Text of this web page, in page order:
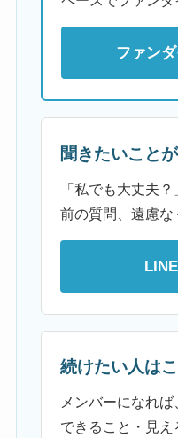
ファン
聞きたいこと
「私でも大丈夫
前の質問、遠慮な
続けたい人は
メンバーになれ
できること・見え